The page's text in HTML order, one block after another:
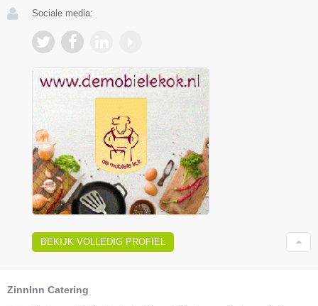
Sociale media:
BEKIJK VOLLEDIG PROFIEL
ZinnInn Catering